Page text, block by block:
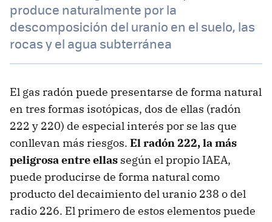
produce naturalmente por la
descomposición del uranio en el suelo, las
rocas y el agua subterránea
El gas radón puede presentarse de forma natural
en tres formas isotópicas, dos de ellas (radón
222 y 220) de especial interés por se las que
conllevan más riesgos. El radón 222, la más
peligrosa entre ellas según el propio IAEA,
puede producirse de forma natural como
producto del decaimiento del uranio 238 o del
radio 226. El primero de estos elementos puede